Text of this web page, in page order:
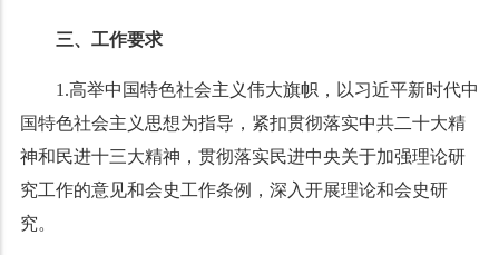
三、工作要求
1.高举中国特色社会主义伟大旗帜，以习近平新时代中
国特色社会主义思想为指导，紧扣贯彻落实中共二十大精
神和民进十三大精神，贯彻落实民进中央关于加强理论研
究工作的意见和会史工作条例，深入开展理论和会史研
究。